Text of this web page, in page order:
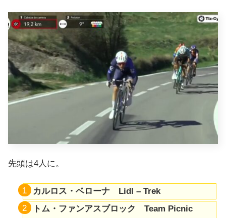
先頭は4人に。
カルロス・ベローナ Lidl – Trek
トム・ファンアスブロック Team Picnic